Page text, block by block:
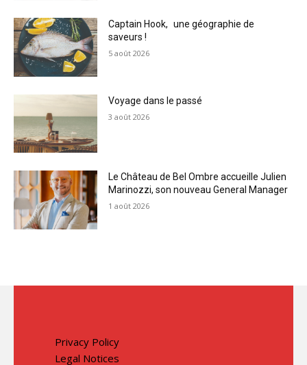
Captain Hook, une géographie de
saveurs !
5 août 2026
Voyage dans le passé
3 août 2026
Le Château de Bel Ombre accueille Julien
Marinozzi, son nouveau General Manager
1 août 2026
Privacy Policy
Legal Notices